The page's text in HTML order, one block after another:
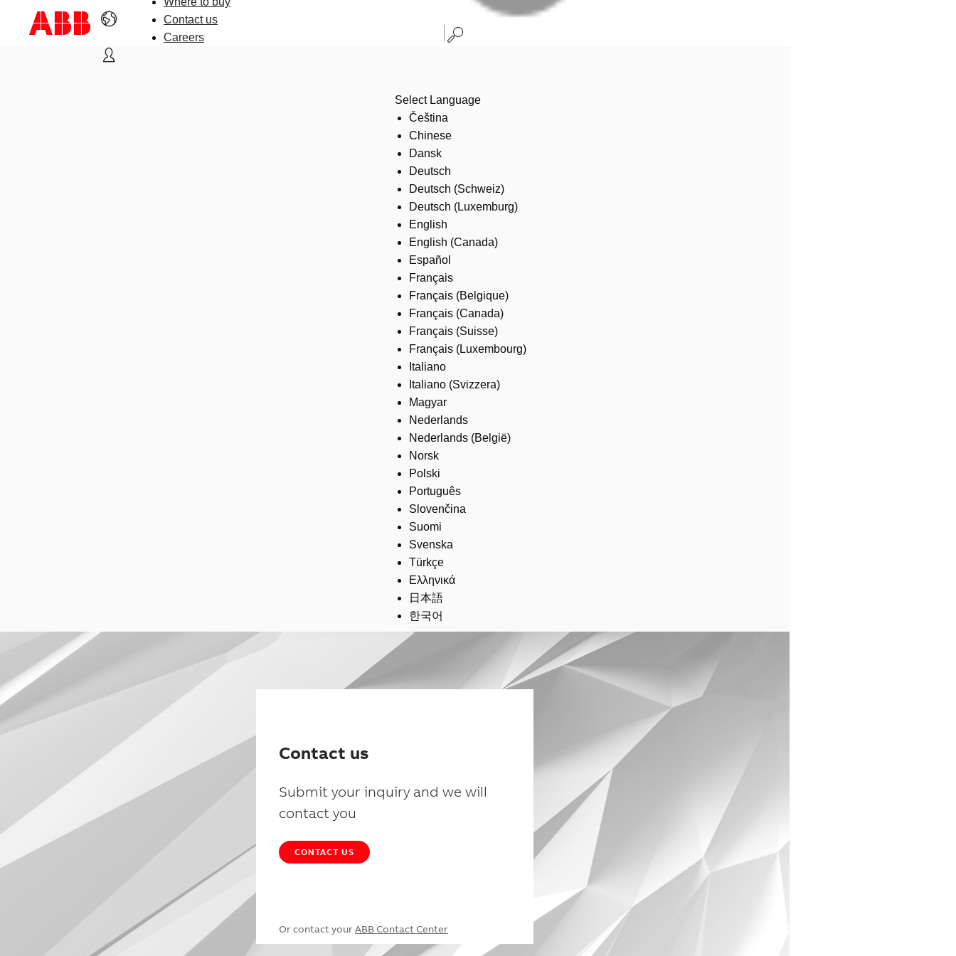
Contact us
Careers
Select Language
Čeština
Chinese
Dansk
Deutsch
Deutsch (Schweiz)
Deutsch (Luxemburg)
English
English (Canada)
Español
Français
Français (Belgique)
Français (Canada)
Français (Suisse)
Français (Luxembourg)
Italiano
Italiano (Svizzera)
Magyar
Nederlands
Nederlands (België)
Norsk
Polski
Português
Slovenčina
Suomi
Svenska
Türkçe
Ελληνικά
日本語
한국어
Contact us
Submit your inquiry and we will
contact you
CONTACT US
Or contact your ABB Contact Center